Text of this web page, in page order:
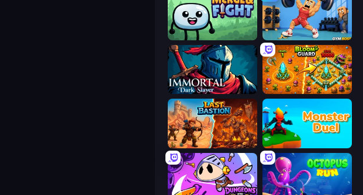
Merge & Fight Gym Boss
Immortal: Dark Slayer BloomGuard
Last Bastion Monster Duel